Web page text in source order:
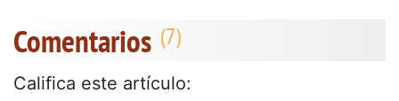
Comentarios
Califica este artículo: